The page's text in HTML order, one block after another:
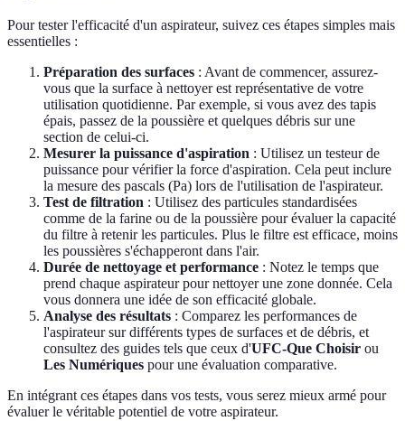
Pour tester l'efficacité d'un aspirateur, suivez ces étapes simples mais
essentielles :
Préparation des surfaces : Avant de commencer, assurez-
vous que la surface à nettoyer est représentative de votre
utilisation quotidienne. Par exemple, si vous avez des tapis
épais, passez de la poussière et quelques débris sur une
section de celui-ci.
Mesurer la puissance d'aspiration : Utilisez un testeur de
puissance pour vérifier la force d'aspiration. Cela peut inclure
la mesure des pascals (Pa) lors de l'utilisation de l'aspirateur.
Test de filtration : Utilisez des particules standardisées
comme de la farine ou de la poussière pour évaluer la capacité
du filtre à retenir les particules. Plus le filtre est efficace, moins
les poussières s'échapperont dans l'air.
Durée de nettoyage et performance : Notez le temps que
prend chaque aspirateur pour nettoyer une zone donnée. Cela
vous donnera une idée de son efficacité globale.
Analyse des résultats : Comparez les performances de
l'aspirateur sur différents types de surfaces et de débris, et
consultez des guides tels que ceux d'UFC-Que Choisir ou
Les Numériques pour une évaluation comparative.
En intégrant ces étapes dans vos tests, vous serez mieux armé pour
évaluer le véritable potentiel de votre aspirateur.